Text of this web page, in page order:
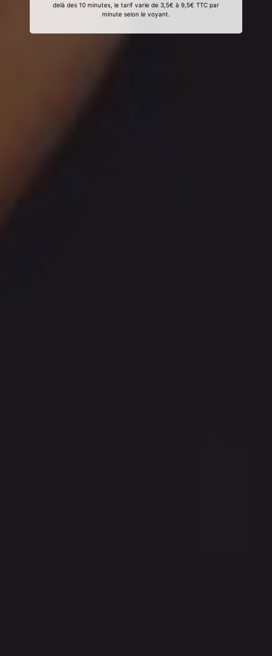
delà des 10 minutes, le tarif varie de 3,5€ à 9,5€ TTC par
minute selon le voyant.